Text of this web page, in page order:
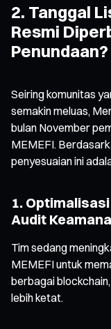
2. Tanggal
Resmi
Penundaan?
Seiring komunitas
semakin meluas,
bulan November
MEMEFI.
penyesuaian ini
1.
Audit
Tim sedang
MEMEFI untuk
berbagai
lebih ketat.